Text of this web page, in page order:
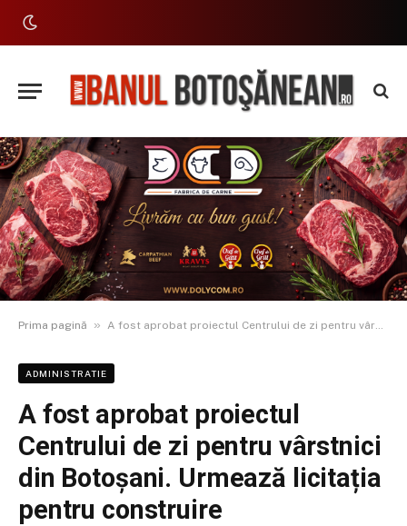
Prima pagină » A fost aprobat proiectul Centrului de zi pentru vârstnici din Botoșani. Urmează licitația pentru construire
ADMINISTRATIE
A fost aprobat proiectul
Centrului de zi pentru vârstnici
din Botoșani. Urmează licitația
pentru construire